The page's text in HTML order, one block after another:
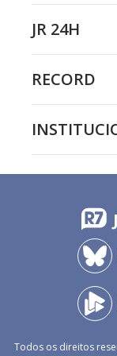
JR 24H
RECORD
Todos os direitos